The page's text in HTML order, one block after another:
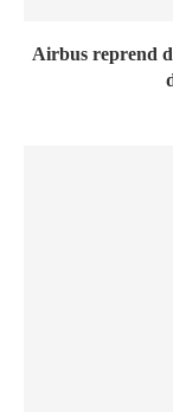
Airbus reprend